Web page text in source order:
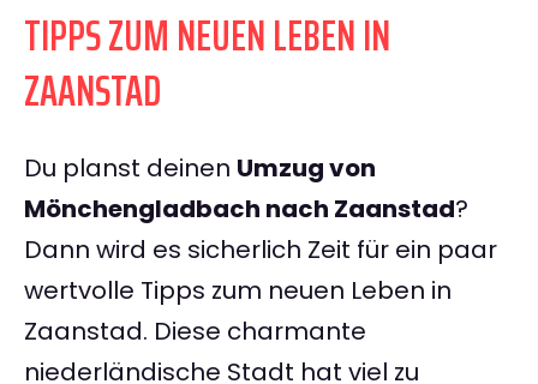
TIPPS ZUM NEUEN LEBEN IN
ZAANSTAD
Du planst deinen Umzug von
Mönchengladbach nach Zaanstad?
Dann wird es sicherlich Zeit für ein paar
wertvolle Tipps zum neuen Leben in
Zaanstad. Diese charmante
niederländische Stadt hat viel zu